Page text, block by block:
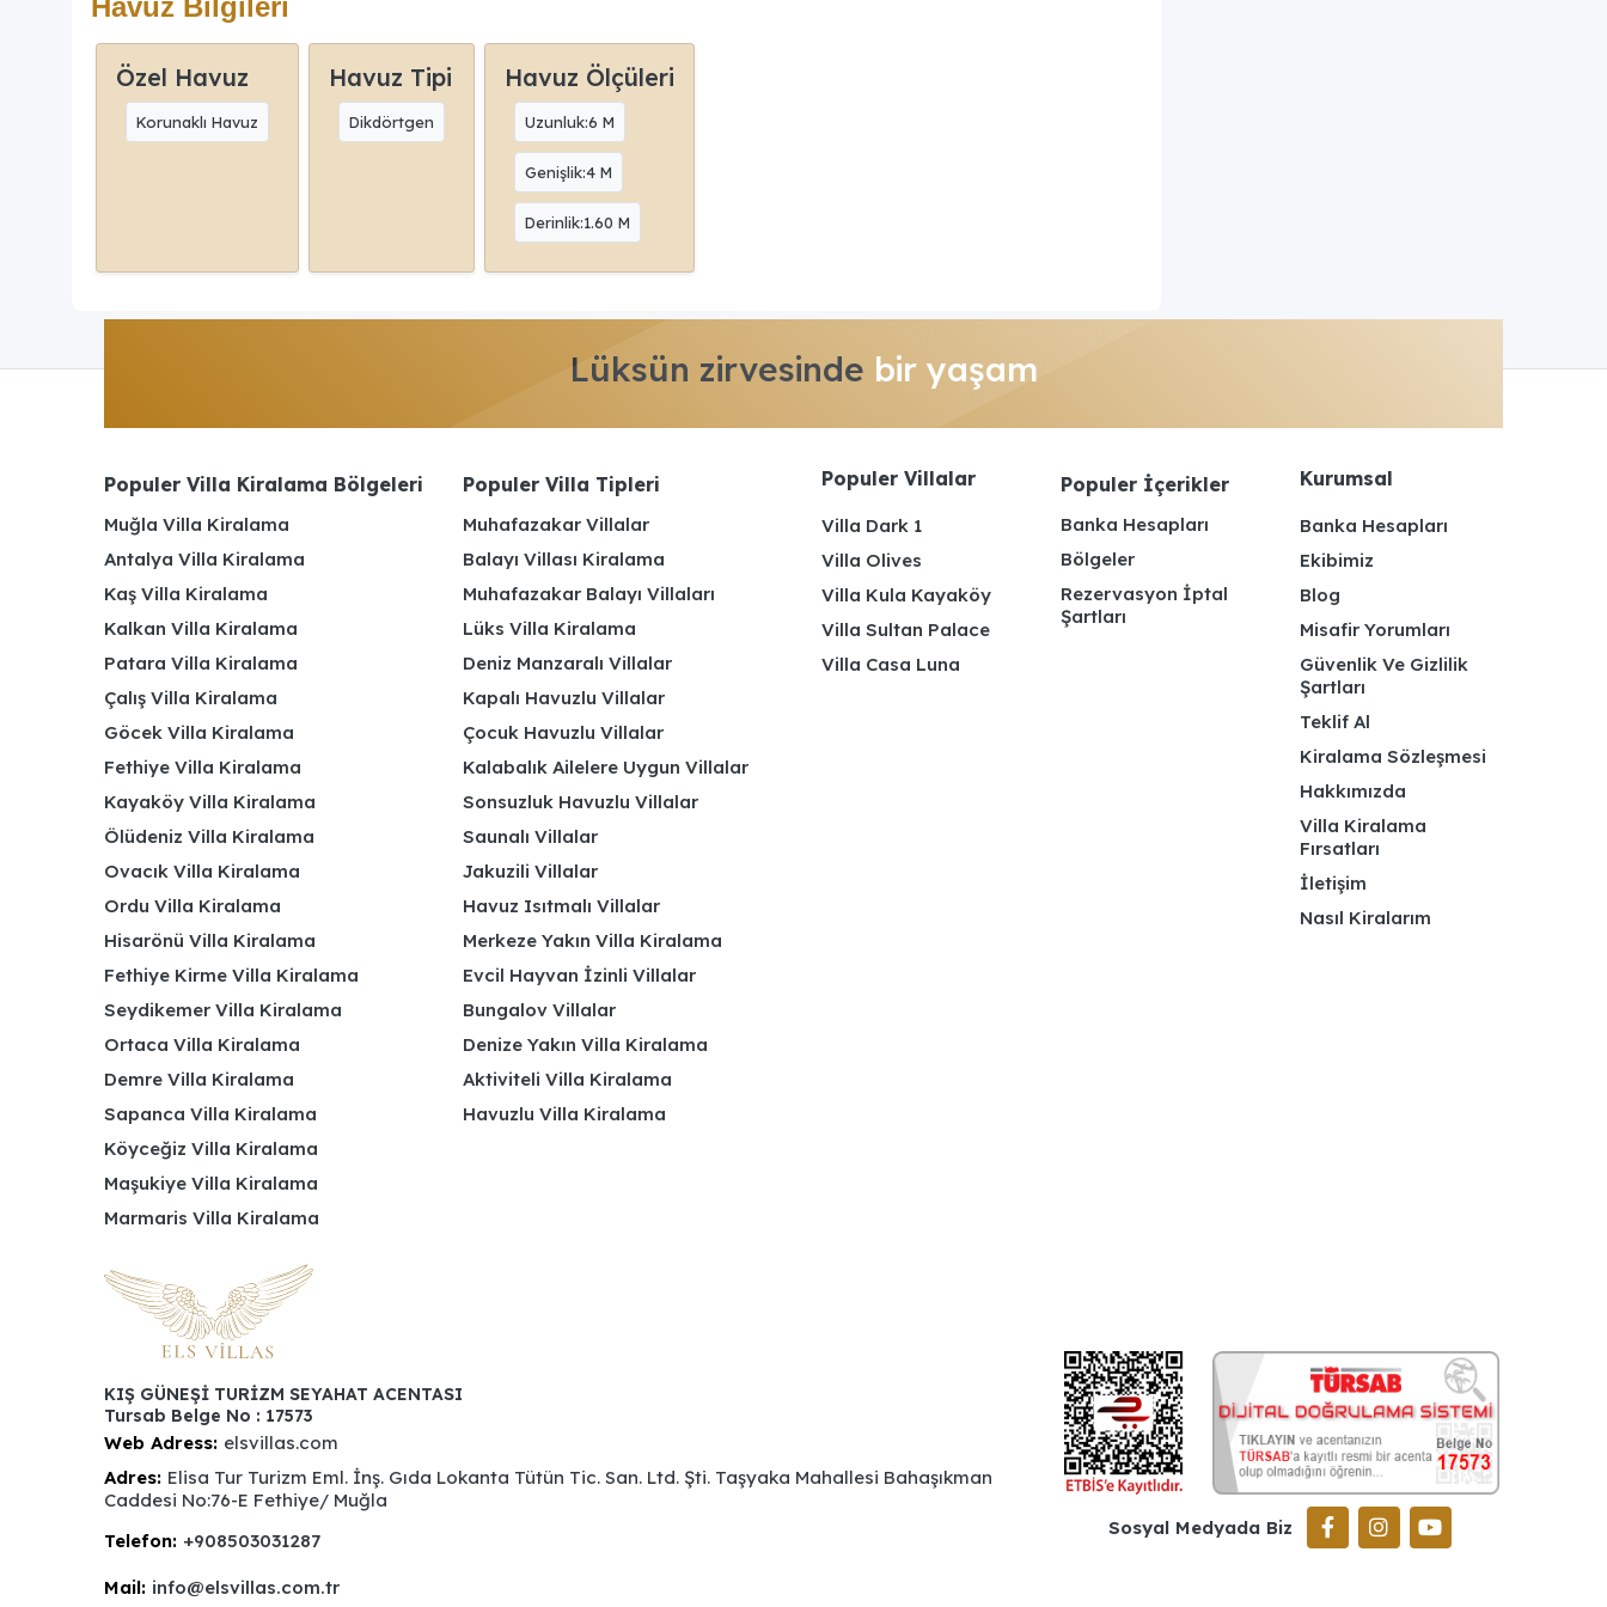
Özel Havuz
Korunaklı Havuz
Havuz Tipi
Dikdörtgen
Havuz Ölçüleri
Uzunluk:6 M
Genişlik:4 M
Derinlik:1.60 M
Lüksün zirvesinde bir yaşam
Populer Villa Kiralama Bölgeleri
Muğla Villa Kiralama
Antalya Villa Kiralama
Kaş Villa Kiralama
Kalkan Villa Kiralama
Patara Villa Kiralama
Çalış Villa Kiralama
Göcek Villa Kiralama
Fethiye Villa Kiralama
Kayaköy Villa Kiralama
Ölüdeniz Villa Kiralama
Ovacık Villa Kiralama
Ordu Villa Kiralama
Hisarönü Villa Kiralama
Fethiye Kirme Villa Kiralama
Seydikemer Villa Kiralama
Ortaca Villa Kiralama
Demre Villa Kiralama
Sapanca Villa Kiralama
Köyceğiz Villa Kiralama
Maşukiye Villa Kiralama
Marmaris Villa Kiralama
Populer Villa Tipleri
Muhafazakar Villalar
Balayı Villası Kiralama
Muhafazakar Balayı Villaları
Lüks Villa Kiralama
Deniz Manzaralı Villalar
Kapalı Havuzlu Villalar
Çocuk Havuzlu Villalar
Kalabalık Ailelere Uygun Villalar
Sonsuzluk Havuzlu Villalar
Saunalı Villalar
Jakuzili Villalar
Havuz Isıtmalı Villalar
Merkeze Yakın Villa Kiralama
Evcil Hayvan İzinli Villalar
Bungalov Villalar
Denize Yakın Villa Kiralama
Aktiviteli Villa Kiralama
Havuzlu Villa Kiralama
Populer Villalar
Villa Dark 1
Villa Olives
Villa Kula Kayaköy
Villa Sultan Palace
Villa Casa Luna
Populer İçerikler
Banka Hesapları
Bölgeler
Rezervasyon İptal
Şartları
Kurumsal
Banka Hesapları
Ekibimiz
Blog
Misafir Yorumları
Güvenlik Ve Gizlilik
Şartları
Teklif Al
Kiralama Sözleşmesi
Hakkımızda
Villa Kiralama
Fırsatları
İletişim
Nasıl Kiralarım
KIŞ GÜNEŞİ TURİZM SEYAHAT ACENTASI
Tursab Belge No : 17573
Web Adress: elsvillas.com
Adres: Elisa Tur Turizm Eml. İnş. Gıda Lokanta Tütün Tic. San. Ltd. Şti. Taşyaka Mahallesi Bahaşıkman
Caddesi No:76-E Fethiye/ Muğla
Telefon: +908503031287
Mail: info@elsvillas.com.tr
Sosyal Medyada Biz